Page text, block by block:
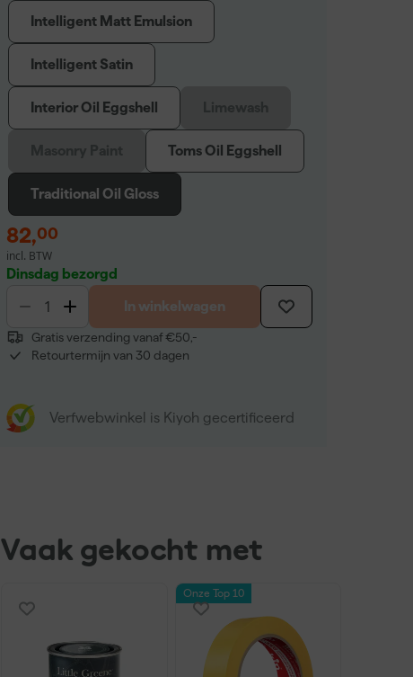
Intelligent Matt Emulsion
Intelligent Satin
Interior Oil Eggshell
Toms Oil Eggshell
Traditional Oil Gloss
82,00
incl. BTW
Dinsdag bezorgd
In winkelwagen
Gratis verzending vanaf €50,-
Retourtermijn van 30 dagen
Verfwebwinkel is Kiyoh gecertificeerd
Vaak gekocht met
Onze Top 10